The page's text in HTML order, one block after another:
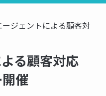
ージェントによる顧客対
る顧客対応
催